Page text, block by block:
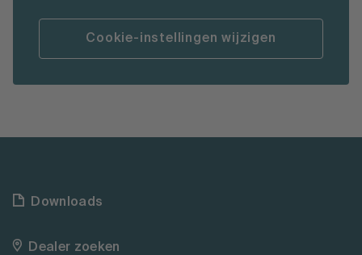
Cookie-instellingen wijzigen
Downloads
Dealer zoeken